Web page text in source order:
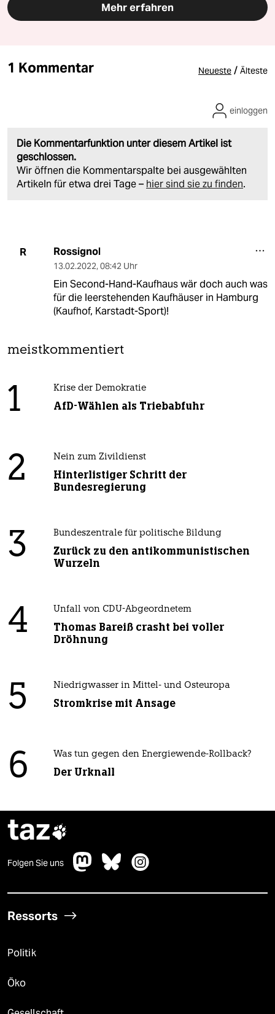
Mehr erfahren
1 Kommentar Neueste / Älteste
Die Kommentarfunktion unter diesem Artikel ist
geschlossen.
Wir öffnen die Kommentarspalte bei ausgewählten
Artikeln für etwa drei Tage – hier sind sie zu finden.
einloggen
R Rossignol
13.02.2022, 08:42 Uhr
Ein Second-Hand-Kaufhaus wär doch auch was
für die leerstehenden Kaufhäuser in Hamburg
(Kaufhof, Karstadt-Sport)!
meistkommentiert
1 Krise der Demokratie
AfD-Wählen als Triebabfuhr
2 Nein zum Zivildienst
Hinterlistiger Schritt der
Bundesregierung
3 Bundeszentrale für politische Bildung
Zurück zu den antikommunistischen
Wurzeln
4 Unfall von CDU-Abgeordnetem
Thomas Bareiß crasht bei voller
Dröhnung
5 Niedrigwasser in Mittel- und Osteuropa
Stromkrise mit Ansage
6 Was tun gegen den Energiewende-Rollback?
Der Urknall
taz
Folgen Sie uns
Ressorts
Politik
Öko